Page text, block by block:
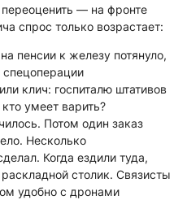
переоценить — на фронте
спрос только возрастает:
пенсии к железу потянуло,
спецоперации
клич: госпиталю штативов
умеет варить?
Потом один заказ
Несколько
Когда ездили туда,
столик. Связисты
удобно с дронами